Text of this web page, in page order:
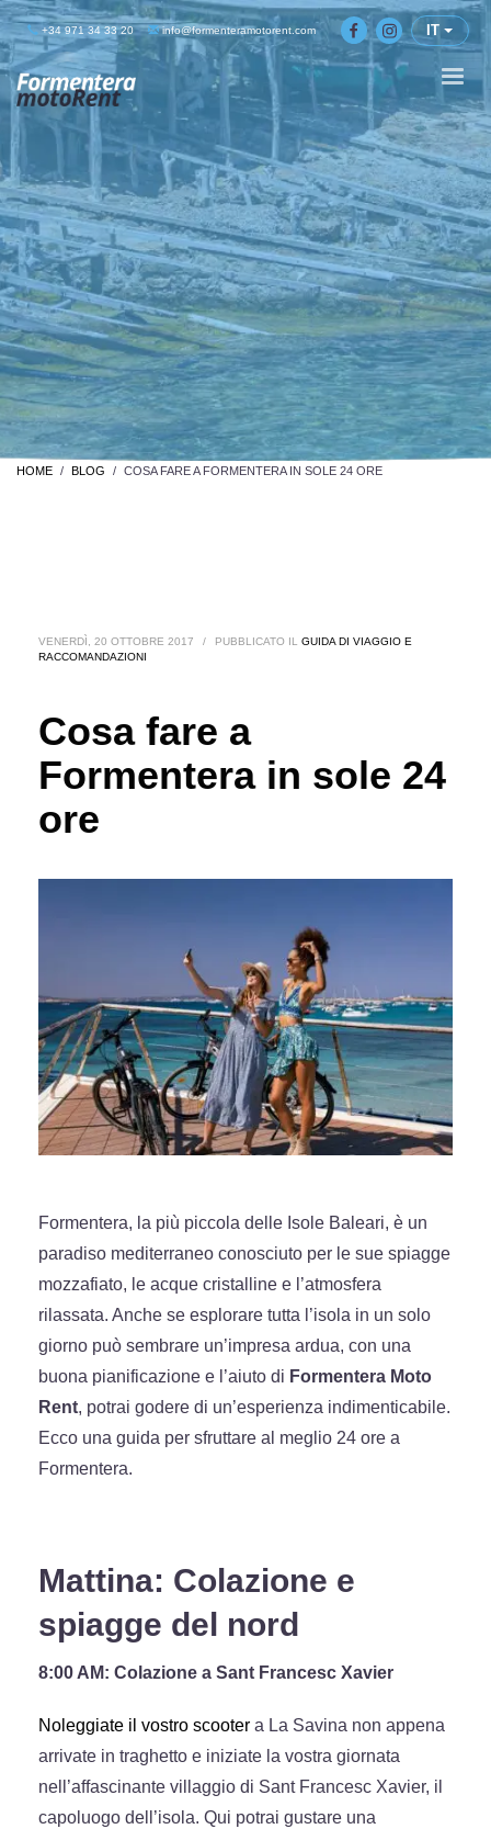
+34 971 34 33 20 info@formenteramotorent.com IT
HOME BLOG COSA FARE A FORMENTERA IN SOLE 24 ORE
VENERDÌ, 20 OTTOBRE 2017 / PUBBLICATO IL GUIDA DI VIAGGIO E
RACCOMANDAZIONI
Cosa fare a
Formentera in sole 24
ore
Formentera, la più piccola delle Isole Baleari, è un
paradiso mediterraneo conosciuto per le sue spiagge
mozzafiato, le acque cristalline e l’atmosfera
rilassata. Anche se esplorare tutta l’isola in un solo
giorno può sembrare un’impresa ardua, con una
buona pianificazione e l’aiuto di Formentera Moto
Rent, potrai godere di un’esperienza indimenticabile.
Ecco una guida per sfruttare al meglio 24 ore a
Formentera.
Mattina: Colazione e
spiagge del nord
8:00 AM: Colazione a Sant Francesc Xavier
Noleggiate il vostro scooter a La Savina non appena
arrivate in traghetto e iniziate la vostra giornata
nell’affascinante villaggio di Sant Francesc Xavier, il
capoluogo dell’isola. Qui potrai gustare una